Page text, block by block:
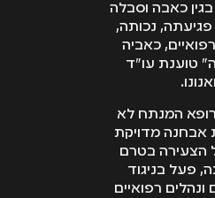
בגין כאבה וסבלה
פגיעתה, נכותה,
כאביה
טוענת עו"ד
ואנונו.
המנתח לא
אבחנה מדויקת
הצעירה בטרם
פעל בניגוד
רפואיים